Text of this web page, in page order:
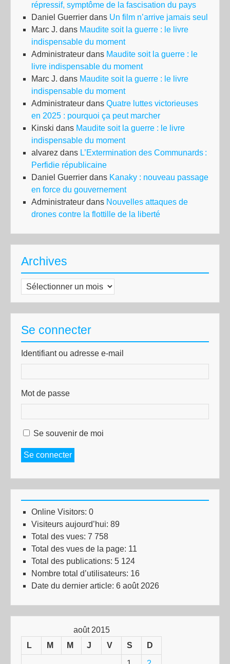
répressif, symptôme de la fascisation du pays
Daniel Guerrier dans Un film n’arrive jamais seul
Marc J. dans Maudite soit la guerre : le livre
indispensable du moment
Administrateur dans Maudite soit la guerre : le
livre indispensable du moment
Marc J. dans Maudite soit la guerre : le livre
indispensable du moment
Administrateur dans Quatre luttes victorieuses
en 2025 : pourquoi ça peut marcher
Kinski dans Maudite soit la guerre : le livre
indispensable du moment
alvarez dans L’Extermination des Communards :
Perfidie républicaine
Daniel Guerrier dans Kanaky : nouveau passage
en force du gouvernement
Administrateur dans Nouvelles attaques de
drones contre la flottille de la liberté
Archives
Archives
Se connecter
Identifiant ou adresse e-mail
Mot de passe
Se souvenir de moi
Se connecter
Online Visitors: 0
Visiteurs aujourd’hui: 89
Total des vues: 7 758
Total des vues de la page: 11
Total des publications: 5 124
Nombre total d’utilisateurs: 16
Date du dernier article: 6 août 2026
août 2015
L
M M J V S D